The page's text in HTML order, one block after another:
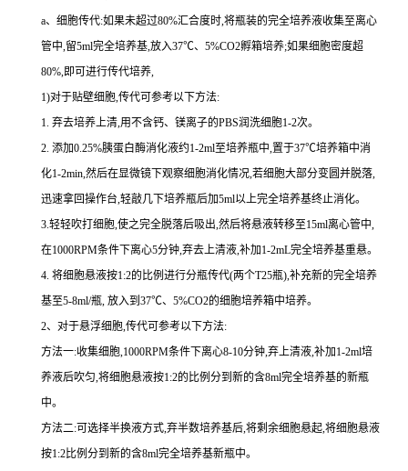
a、细胞传代:如果未超过80%汇合度时,将瓶装的完全培养液收集至离心
管中,留5ml完全培养基,放入37℃、5%CO2孵箱培养;如果细胞密度超
80%,即可进行传代培养,
1)对于贴壁细胞,传代可参考以下方法:
1. 弃去培养上清,用不含钙、镁离子的PBS润洗细胞1-2次。
2. 添加0.25%胰蛋白酶消化液约1-2ml至培养瓶中,置于37℃培养箱中消
化1-2min,然后在显微镜下观察细胞消化情况,若细胞大部分变圆并脱落,
迅速拿回操作台,轻敲几下培养瓶后加5ml以上完全培养基终止消化。
3.轻轻吹打细胞,使之完全脱落后吸出,然后将悬液转移至15ml离心管中,
在1000RPM条件下离心5分钟,弃去上清液,补加1-2mL完全培养基重悬。
4. 将细胞悬液按1:2的比例进行分瓶传代(两个T25瓶),补充新的完全培养
基至5-8ml/瓶, 放入到37℃、5%CO2的细胞培养箱中培养。
2、对于悬浮细胞,传代可参考以下方法:
方法一:收集细胞,1000RPM条件下离心8-10分钟,弃上清液,补加1-2ml培
养液后吹匀,将细胞悬液按1:2的比例分到新的含8ml完全培养基的新瓶
中。
方法二:可选择半换液方式,弃半数培养基后,将剩余细胞悬起,将细胞悬液
按1:2比例分到新的含8ml完全培养基新瓶中。